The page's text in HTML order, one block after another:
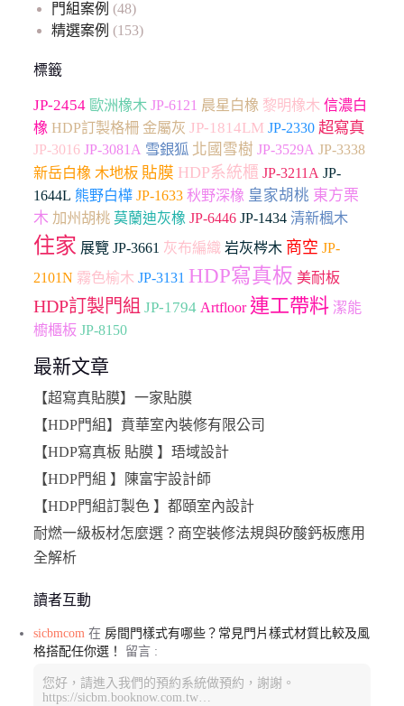
門組案例 (48)
精選案例 (153)
標籤
JP-2454 歐洲橡木 JP-6121 晨星白橡 黎明橡木 信濃白
橡 HDP訂製格柵 金屬灰 JP-1814LM JP-2330 超寫真
JP-3016 JP-3081A 雪銀狐 北國雪樹 JP-3529A JP-3338
新岳白橡 木地板 貼膜 HDP系統櫃 JP-3211A JP-
1644L 熊野白樺 JP-1633 秋野深橡 皇家胡桃 東方栗
木 加州胡桃 莫蘭迪灰橡 JP-6446 JP-1434 清新楓木
住家 展覽 JP-3661 灰布編織 岩灰梣木 商空 JP-
2101N 霧色榆木 JP-3131 HDP寫真板 美耐板
HDP訂製門組 JP-1794 Artfloor 連工帶料 潔能
櫥櫃板 JP-8150
最新文章
【超寫真貼膜】一家貼膜
【HDP門組】賁華室內裝修有限公司
【HDP寫真板 貼膜 】珸域設計
【HDP門組 】陳富宇設計師
【HDP門組訂製色 】都頤室內設計
耐燃一級板材怎麼選？商空裝修法規與矽酸鈣板應用
全解析
讀者互動
sicbmcom 在 房間門樣式有哪些？常見門片樣式材質比較及風
格搭配任你選！
留言 :
您好，請進入我們的預約系統做預約，謝謝。
https://sicbm.booknow.com.tw…